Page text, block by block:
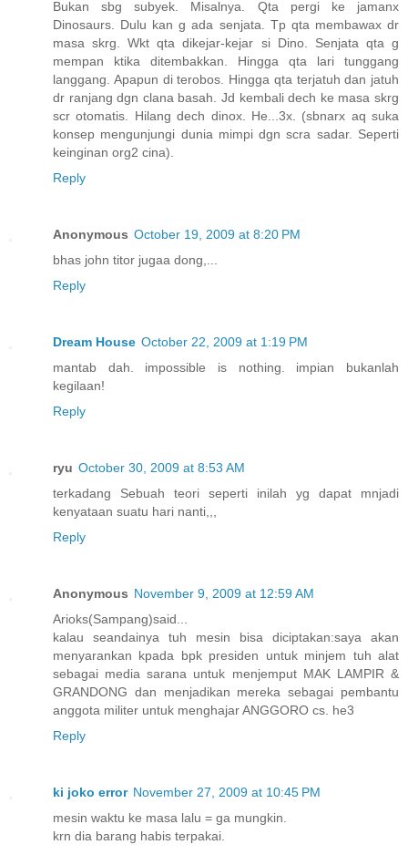
Bukan sbg subyek. Misalnya. Qta pergi ke jamanx
Dinosaurs. Dulu kan g ada senjata. Tp qta membawax dr
masa skrg. Wkt qta dikejar-kejar si Dino. Senjata qta g
mempan ktika ditembakkan. Hingga qta lari tunggang
langgang. Apapun di terobos. Hingga qta terjatuh dan jatuh
dr ranjang dgn clana basah. Jd kembali dech ke masa skrg
scr otomatis. Hilang dech dinox. He...3x. (sbnarx aq suka
konsep mengunjungi dunia mimpi dgn scra sadar. Seperti
keinginan org2 cina).
Reply
Anonymous October 19, 2009 at 8:20 PM
bhas john titor jugaa dong,...
Reply
Dream House October 22, 2009 at 1:19 PM
mantab dah. impossible is nothing. impian bukanlah
kegilaan!
Reply
ryu October 30, 2009 at 8:53 AM
terkadang Sebuah teori seperti inilah yg dapat mnjadi
kenyataan suatu hari nanti,,,
Reply
Anonymous November 9, 2009 at 12:59 AM
Arioks(Sampang)said...
kalau seandainya tuh mesin bisa diciptakan:saya akan
menyarankan kpada bpk presiden untuk minjem tuh alat
sebagai media sarana untuk menjemput MAK LAMPIR &
GRANDONG dan menjadikan mereka sebagai pembantu
anggota militer untuk menghajar ANGGORO cs. he3
Reply
ki joko error November 27, 2009 at 10:45 PM
mesin waktu ke masa lalu = ga mungkin.
krn dia barang habis terpakai.